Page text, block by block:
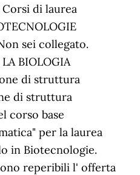
Corsi di laurea
sei collegato.
BIOLOGIA
di struttura
di struttura
corso base
per la laurea
in Biotecnologie.
reperibili l' offerta